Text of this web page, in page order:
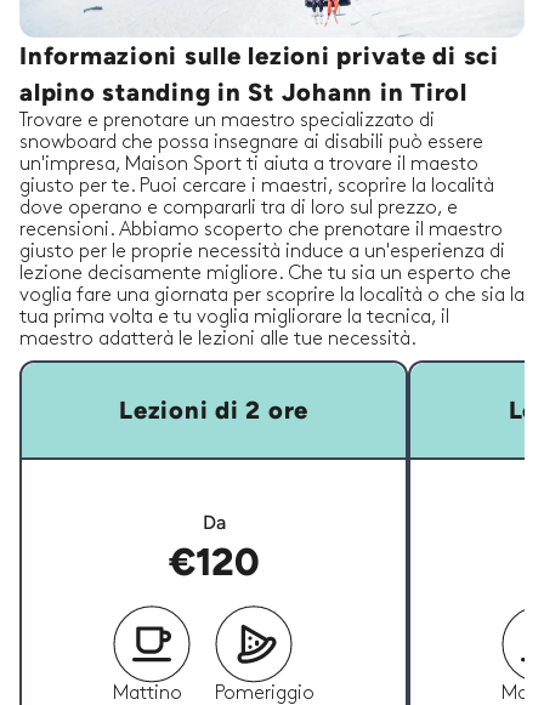
Informazioni sulle lezioni private di sci
alpino standing in St Johann in Tirol
Trovare e prenotare un maestro specializzato di
snowboard che possa insegnare ai disabili può essere
un'impresa, Maison Sport ti aiuta a trovare il maesto
giusto per te. Puoi cercare i maestri, scoprire la località
dove operano e compararli tra di loro sul prezzo, e
recensioni. Abbiamo scoperto che prenotare il maestro
giusto per le proprie necessità induce a un'esperienza di
lezione decisamente migliore. Che tu sia un esperto che
voglia fare una giornata per scoprire la località o che sia la
tua prima volta e tu voglia migliorare la tecnica, il
maestro adatterà le lezioni alle tue necessità.
Lezioni di 2 ore
Da
€120
Mattino
Pomeriggio